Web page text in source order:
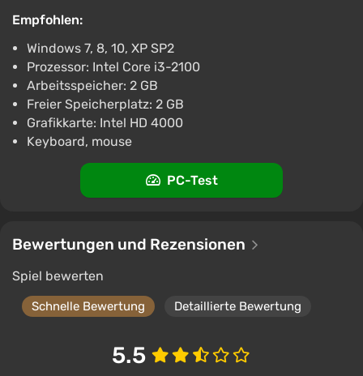
Unterstützung bei VGTimes
The Excavation of Hob's Barrow (Steam Key)
RU-CIS-WORLDWIDE + GIFT
€0.61 €1
-3%
ggsel
Unterstützung bei VGTimes
The Excavation of Hob's Barrow Ключ
Unterstützung bei VGTimes
Empfohlen:
Windows 7, 8, 10, XP SP2
Prozessor: Intel Core i3-2100
Arbeitsspeicher: 2 GB
Freier Speicherplatz: 2 GB
Grafikkarte: Intel HD 4000
Keyboard, mouse
PC-Test
Bewertungen und Rezensionen
Spiel bewerten
Schnelle Bewertung Detaillierte Bewertung
5.5